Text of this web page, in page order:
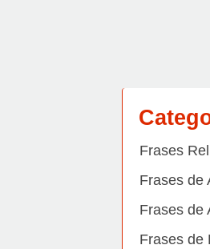
Frases
Frases de
Frases de
Frases de